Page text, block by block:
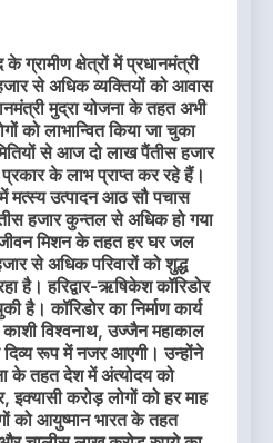
ग्रामीण क्षेत्रों में प्रधानमंत्री
से अधिक व्यक्तियों को आवास
मुद्रा योजना के तहत अभी
को लाभान्वित किया जा चुका
से आज दो लाख पैंतीस हजार
के लाभ प्राप्त कर रहे हैं।
उत्पादन आठ सौ पचास
हजार कुन्तल से अधिक हो गया
मिशन के तहत हर घर जल
से अधिक परिवारों को शुद्ध
है। हरिद्वार-ऋषिकेश कॉरिडोर
है। कॉरिडोर का निर्माण कार्य
काशी विश्वनाथ, उज्जैन महाकाल
दिव्य रूप में नजर आएगी। उन्होंने
के तहत देश में अंत्योदय को
इक्यासी करोड़ लोगों को हर माह
को आयुष्मान भारत के तहत